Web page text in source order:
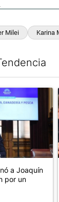
Milei Karina
con el
a Joaquín
por un